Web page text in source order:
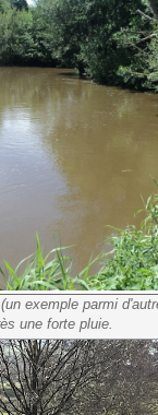
exemple parmi
une forte pluie.